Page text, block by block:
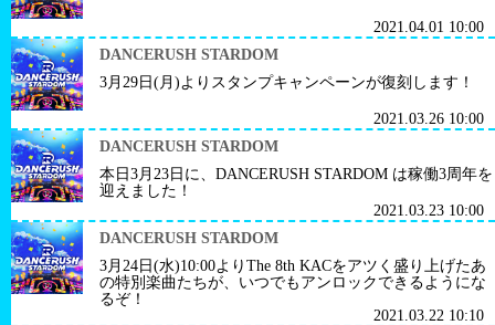
2021.04.01 10:00
DANCERUSH STARDOM
3月29日(月)よりスタンプキャンペーンが復刻します！
2021.03.26 10:00
DANCERUSH STARDOM
本日3月23日に、DANCERUSH STARDOM は稼働3周年を
迎えました！
2021.03.23 10:00
DANCERUSH STARDOM
3月24日(水)10:00よりThe 8th KACをアツく盛り上げたあ
の特別楽曲たちが、いつでもアンロックできるようにな
るぞ！
2021.03.22 10:10